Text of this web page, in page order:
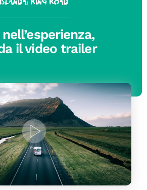
Islanda: Ring Road
il video trailer